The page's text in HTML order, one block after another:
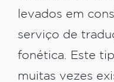
levados em
serviço de
fonética. Este
muitas vezes